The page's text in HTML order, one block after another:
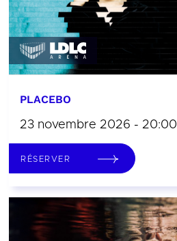
PLACEBO
23 novembre 2026 - 20:00
RÉSERVER